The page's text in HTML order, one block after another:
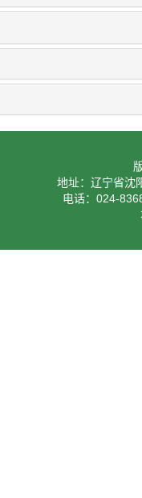
地址：辽宁省沈
电话：024-